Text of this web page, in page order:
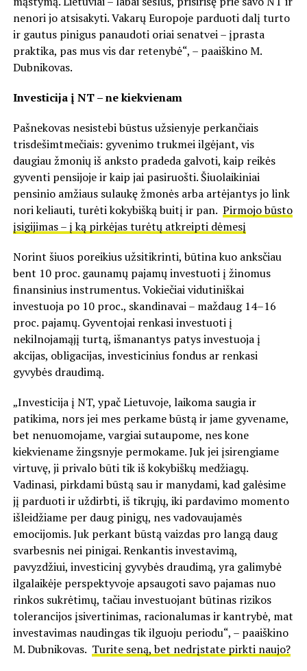
nenori jo atsisakyti. Vakarų Europoje parduoti dalį turto
ir gautus pinigus panaudoti oriai senatvei – įprasta
praktika, pas mus vis dar retenybė“, – paaiškino M.
Dubnikovas.
Investicija į NT – ne kiekvienam
Pašnekovas nesistebi būstus užsienyje perkančiais
trisdešimtmečiais: gyvenimo trukmei ilgėjant, vis
daugiau žmonių iš anksto pradeda galvoti, kaip reikės
gyventi pensijoje ir kaip jai pasiruošti. Šiuolaikiniai
pensinio amžiaus sulaukę žmonės arba artėjantys jo link
nori keliauti, turėti kokybišką buitį ir pan. Pirmojo būsto
įsigijimas – į ką pirkėjas turėtų atkreipti dėmesį
Norint šiuos poreikius užsitikrinti, būtina kuo anksčiau
bent 10 proc. gaunamų pajamų investuoti į žinomus
finansinius instrumentus. Vokiečiai vidutiniškai
investuoja po 10 proc., skandinavai – maždaug 14–16
proc. pajamų. Gyventojai renkasi investuoti į
nekilnojamąjį turtą, išmanantys patys investuoja į
akcijas, obligacijas, investicinius fondus ar renkasi
gyvybės draudimą.
„Investicija į NT, ypač Lietuvoje, laikoma saugia ir
patikima, nors jei mes perkame būstą ir jame gyvename,
bet nenuomojame, vargiai sutaupome, nes kone
kiekviename žingsnyje permokame. Juk jei įsirengiame
virtuvę, ji privalo būti tik iš kokybiškų medžiagų.
Vadinasi, pirkdami būstą sau ir manydami, kad galėsime
jį parduoti ir uždirbti, iš tikrųjų, iki pardavimo momento
išleidžiame per daug pinigų, nes vadovaujamės
emocijomis. Juk perkant būstą vaizdas pro langą daug
svarbesnis nei pinigai. Renkantis investavimą,
pavyzdžiui, investicinį gyvybės draudimą, yra galimybė
ilgalaikėje perspektyvoje apsaugoti savo pajamas nuo
rinkos sukrėtimų, tačiau investuojant būtinas rizikos
tolerancijos įsivertinimas, racionalumas ir kantrybė, mat
investavimas naudingas tik ilguoju periodu“, – paaiškino
M. Dubnikovas. Turite seną, bet nedrįstate pirkti naujo?